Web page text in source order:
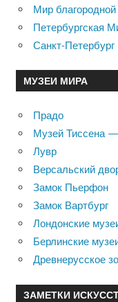
Мир благородной
Петербургская
Санкт-Петербург
МУЗЕИ МИРА
Прадо
Музей Тиссена
Лувр
Версальский
Замок Пьерфон
Замок Вартбург
Лондонские
Берлинские
Древнерусское
ЗАМЕТКИ